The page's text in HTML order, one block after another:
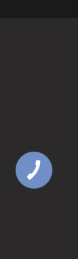
КНОПКА
ЗВ'ЯЗКУ